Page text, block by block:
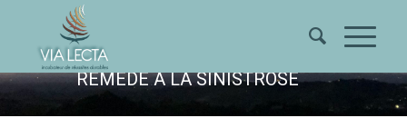
"CROISSANCE POST-
TRAUMATIQUE" : UN NOUVEAU
REMÈDE À LA SINISTROSE